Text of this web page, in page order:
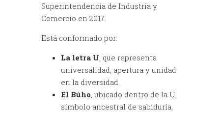
Superintendencia de Industria y
Comercio en 2017.
Está conformado por:
La letra U , que representa
universalidad, apertura y unidad
en la diversidad.
El Búho , ubicado dentro de la U,
símbolo ancestral de sabiduría,